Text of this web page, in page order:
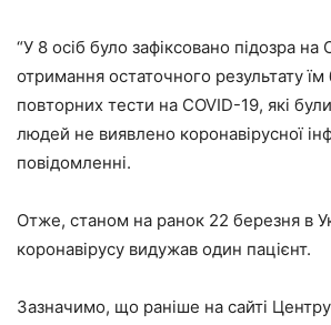
“У 8 осіб було зафіксовано підозра на
отримання остаточного результату
повторних тести на COVID-19, які
людей не виявлено коронавірусної
повідомленні.
Отже, станом на ранок 22 березня в
коронавірусу видужав один пацієнт.
Зазначимо, що раніше на сайті